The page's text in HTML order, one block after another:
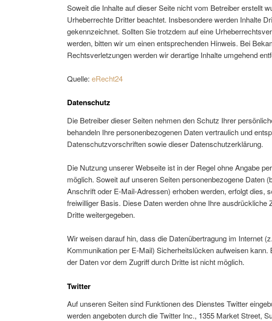
Soweit die Inhalte auf dieser Seite nicht vom Betreiber erstellt
Urheberrechte Dritter beachtet. Insbesondere werden Inhalte
gekennzeichnet. Sollten Sie trotzdem auf eine
werden, bitten wir um einen entsprechenden Hinweis. Bei
Rechtsverletzungen werden wir derartige Inhalte umgehend
Quelle: eRecht24
Datenschutz
Die Betreiber dieser Seiten nehmen den Schutz Ihrer
behandeln Ihre personenbezogenen Daten vertraulich und
Datenschutzvorschriften sowie dieser Datenschutzerklärung.
Die Nutzung unserer Webseite ist in der Regel ohne Angabe
möglich. Soweit auf unseren Seiten personenbezogene Daten
Anschrift oder E-Mail-Adressen) erhoben werden, erfolgt dies,
freiwilliger Basis. Diese Daten werden ohne Ihre ausdrückliche
Dritte weitergegeben.
Wir weisen darauf hin, dass die Datenübertragung im Internet
Kommunikation per E-Mail) Sicherheitslücken aufweisen kann.
der Daten vor dem Zugriff durch Dritte ist nicht möglich.
Twitter
Auf unseren Seiten sind Funktionen des Dienstes Twitter
werden angeboten durch die Twitter Inc., 1355 Market Street,